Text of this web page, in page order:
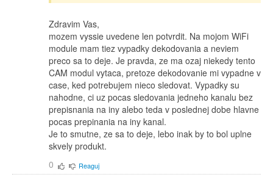
Zdravim Vas,
mozem vyssie uvedene len potvrdit. Na mojom WiFi
module mam tiez vypadky dekodovania a neviem
preco sa to deje. Je pravda, ze ma ozaj niekedy tento
CAM modul vytaca, pretoze dekodovanie mi vypadne v
case, ked potrebujem nieco sledovat. Vypadky su
nahodne, ci uz pocas sledovania jedneho kanalu bez
prepisnania na iny alebo teda v poslednej dobe hlavne
pocas prepinania na iny kanal.
Je to smutne, ze sa to deje, lebo inak by to bol uplne
skvely produkt.
0
Reaguj